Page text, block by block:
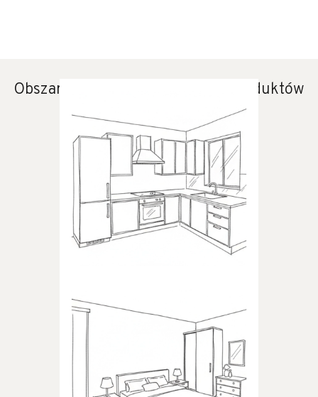
Obszary zastosowania naszych produktów
KUCHNIA
Produkty dedykowane do
kuchni
Produkty dedykowane do